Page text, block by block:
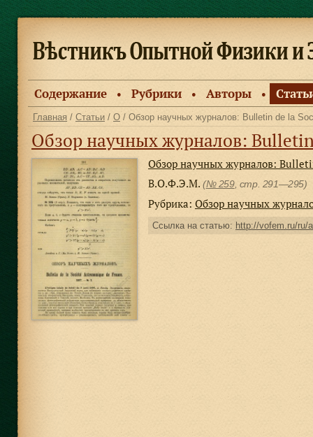
Содержание ● Рубрики ● Авторы ●
Главная / Статьи / О / Обзор научных журналов: Bulletin de la
Обзор научных журналов: Bulletin de
Обзор научных журналов:
В.О.Ф.Э.М. (№ 259, стр. 291—295)
Рубрика: Обзор научных
Ссылка на статью: http://vofem.ru/ru/